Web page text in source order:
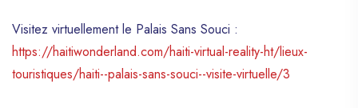
Visitez virtuellement le Palais Sans Souci :
https://haitiwonderland.com/haiti-virtual-reality-ht/lieux-
touristiques/haiti--palais-sans-souci--visite-virtuelle/3